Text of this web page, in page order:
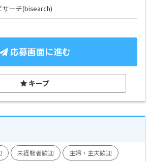
サーチ(bisearch)
応募画面に進む
キープ
未経験者歓迎
主婦・主夫歓迎